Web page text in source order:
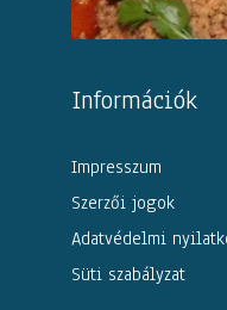
Információk
Impresszum
Szerzői jogok
Adatvédelmi
Süti szabályzat